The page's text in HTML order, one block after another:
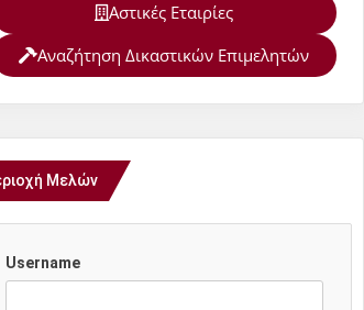
Αστικές Εταιρίες
Αναζήτηση Δικαστικών Επιμελητών
Μελών
Username